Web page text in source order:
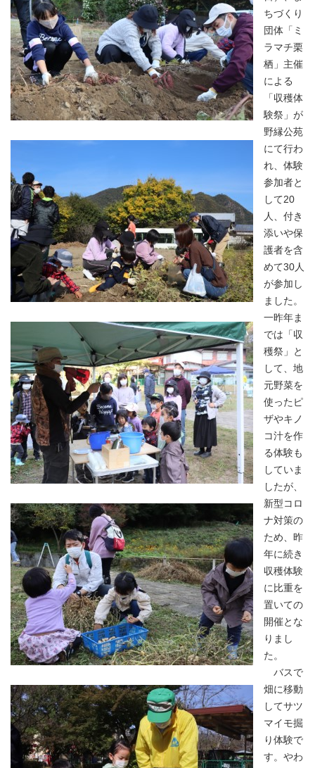
ちづくり
団体「ミ
ラマチ栗
栖」主催
による
「収穫体
験祭」が
野縁公苑
にて行わ
れ、体験
参加者と
して20
人、付き
添いや保
護者を含
めて30人
が参加し
ました。
一昨年ま
では「収
穫祭」と
して、地
元野菜を
使ったピ
ザやキノ
コ汁を作
る体験も
していま
したが、
新型コロ
ナ対策の
ため、昨
年に続き
収穫体験
に比重を
置いての
開催とな
りまし
た。
バスで
畑に移動
してサツ
マイモ掘
り体験で
す。やわ